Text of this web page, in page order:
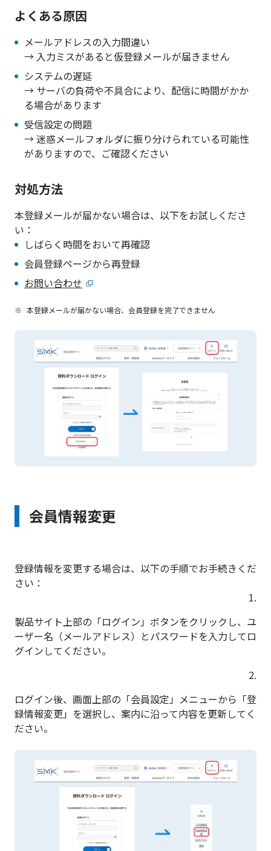
よくある原因
メールアドレスの入力間違い
→ 入力ミスがあると仮登録メールが届きません
システムの遅延
→ サーバの負荷や不具合により、配信に時間がかか
る場合があります
受信設定の問題
→ 迷惑メールフォルダに振り分けられている可能性
がありますので、ご確認ください
対処方法
本登録メールが届かない場合は、以下をお試しくださ
い：
しばらく時間をおいて再確認
会員登録ページから再登録
お問い合わせ
※ 本登録メールが届かない場合、会員登録を完了できません
会員情報変更
登録情報を変更する場合は、以下の手順でお手続きくだ
さい：
1.
製品サイト上部の「ログイン」ボタンをクリックし、ユ
ーザー名（メールアドレス）とパスワードを入力してロ
グインしてください。
2.
ログイン後、画面上部の「会員設定」メニューから「登
録情報変更」を選択し、案内に沿って内容を更新してく
ださい。